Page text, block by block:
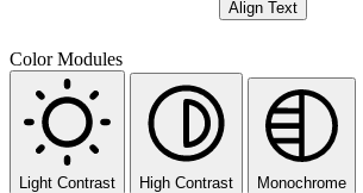
Align Text
Color Modules
Light Contrast High Contrast Monochrome